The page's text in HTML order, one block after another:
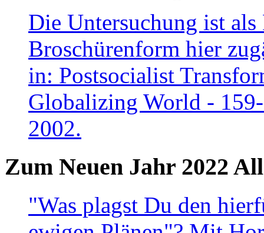
Die Untersuchung ist
Broschürenform hier
in: Postsocialist
Globalizing World -
2002.
Zum Neuen Jahr 2022
"Was plagst Du den